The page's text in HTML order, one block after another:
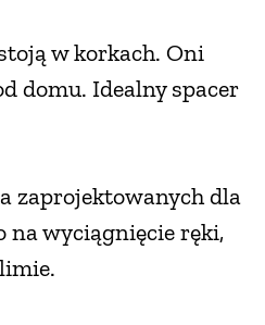
w korkach. Oni
domu. Idealny spacer
zaprojektowanych dla
na wyciągnięcie ręki,